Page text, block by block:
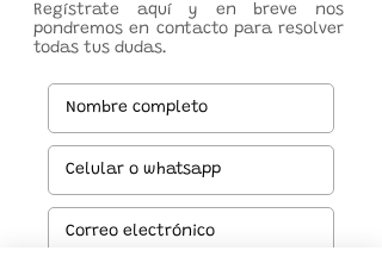
Regístrate aquí y en breve nos
pondremos en contacto para resolver
todas tus dudas.